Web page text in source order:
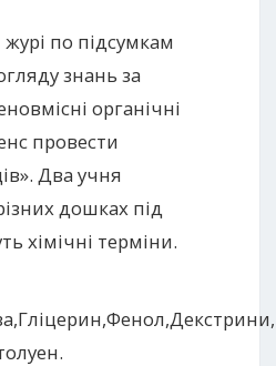
по підсумкам
знань за
органічні
провести
Два учня
дошках під
хімічні терміни.